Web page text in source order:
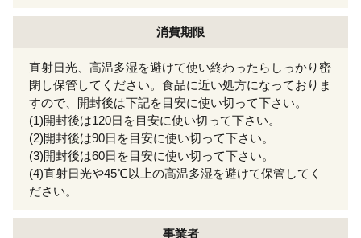
消費期限
直射日光、高温多湿を避けて使い終わったらしっかり密
閉し保管してください。食品に近い処方になっておりま
すので、開封後は下記を目安に使い切って下さい。
(1)開封後は120日を目安に使い切って下さい。
(2)開封後は90日を目安に使い切って下さい。
(3)開封後は60日を目安に使い切って下さい。
(4)直射日光や45℃以上の高温多湿を避けて保管してく
ださい。
事業者